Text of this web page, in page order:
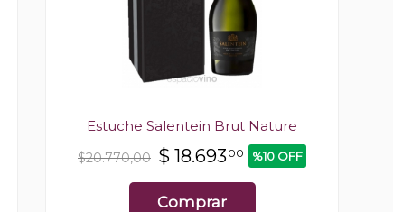
Estuche Salentein Brut Nature
$20.770,00 $ 18.693 00 %10 OFF
Comprar